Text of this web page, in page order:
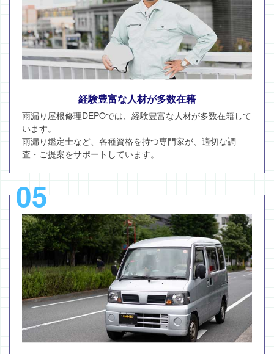
経験豊富な人材が多数在籍
雨漏り屋根修理DEPOでは、経験豊富な人材が多数在籍して
います。
雨漏り鑑定士など、各種資格を持つ専門家が、適切な調
査・ご提案をサポートしています。
05